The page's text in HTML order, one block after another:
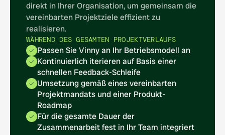
direkt in Ihrer Organisation, um gemeinsam die
vereinbarten Projektziele effizient zu
realisieren.
WÄHREND DES GESAMTEN PROJEKTVERLAUFS
Passen Sie Vinny an Ihr Betriebsmodell an
Kontinuierlich iterieren auf Basis einer
schnellen Feedback-Schleife
Umsetzung gemäß eines vereinbarten
Projektmandats und einer Produkt-
Roadmap
Für die gesamte Dauer der
Zusammenarbeit fest in Ihr Team integriert